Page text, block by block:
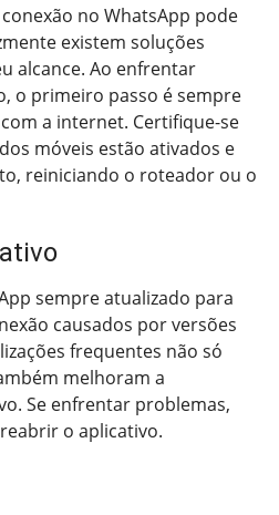
no WhatsApp pode
existem soluções
alcance. Ao enfrentar
o primeiro passo é sempre
a internet. Certifique-se
móveis estão ativados e
reiniciando o roteador ou o
sempre atualizado para
causados por versões
frequentes não só
melhoram a
Se enfrentar problemas,
o aplicativo.